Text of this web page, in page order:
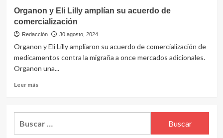
Lilly
aprobado
en
Japón
para
tratamiento
de
Organon y Eli Lilly amplían su acuerdo de
comercialización
Redacción 30 agosto, 2024
Organon y Eli Lilly ampliaron su acuerdo de comercialización de
medicamentos contra la migraña a once mercados adicionales.
Organon una...
Leer másLeer
Organon
y